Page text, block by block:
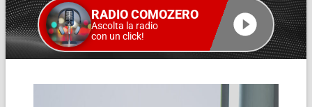
RADIO COMOZERO
Ascolta la radio
con un click!